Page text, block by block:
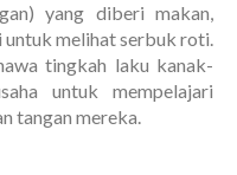
yang diberi makan,
untuk melihat serbuk roti.
tingkah laku kanak-
untuk mempelajari
tangan mereka.